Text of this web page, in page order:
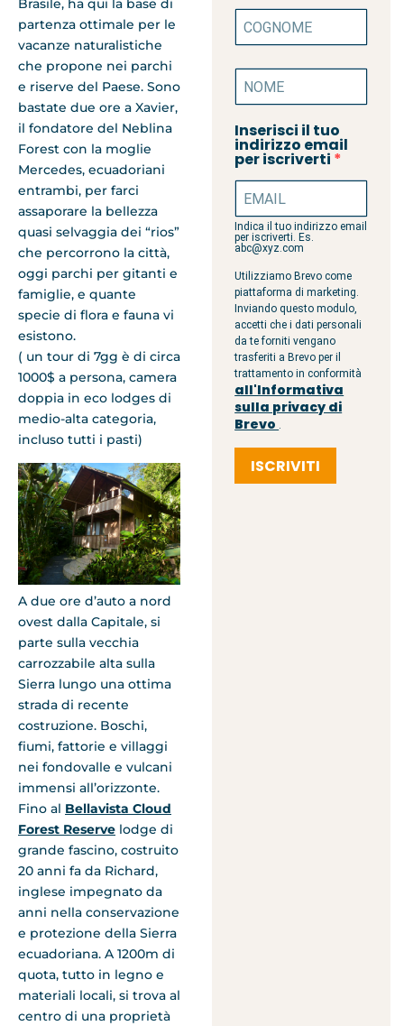
Brasile, ha qui la base di
partenza ottimale per le
vacanze naturalistiche
che propone nei parchi
e riserve del Paese. Sono
bastate due ore a Xavier,
il fondatore del Neblina
Forest con la moglie
Mercedes, ecuadoriani
entrambi, per farci
assaporare la bellezza
quasi selvaggia dei “rios”
che percorrono la città,
oggi parchi per gitanti e
famiglie, e quante
specie di flora e fauna vi
esistono.
( un tour di 7gg è di circa
1000$ a persona, camera
doppia in eco lodges di
medio-alta categoria,
incluso tutti i pasti)
A due ore d’auto a nord
ovest dalla Capitale, si
parte sulla vecchia
carrozzabile alta sulla
Sierra lungo una ottima
strada di recente
costruzione. Boschi,
fiumi, fattorie e villaggi
nei fondovalle e vulcani
immensi all’orizzonte.
Fino al Bellavista Cloud
Forest Reserve lodge di
grande fascino, costruito
20 anni fa da Richard,
inglese impegnato da
anni nella conservazione
e protezione della Sierra
ecuadoriana. A 1200m di
quota, tutto in legno e
materiali locali, si trova al
centro di una proprietà
Inserisci il tuo
indirizzo email
per iscriverti
Indica il tuo indirizzo email
per iscriverti. Es.
abc@xyz.com
Utilizziamo Brevo come
piattaforma di marketing.
Inviando questo modulo,
accetti che i dati personali
da te forniti vengano
trasferiti a Brevo per il
trattamento in conformità
all'Informativa
sulla privacy di
Brevo .
ISCRIVITI